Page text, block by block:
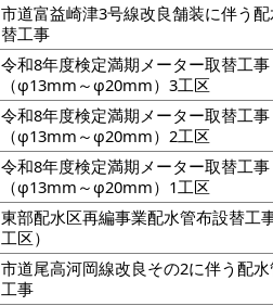
市道富益崎津3号線改良舗装に伴う
替工事
令和8年度検定満期メーター取替工事
（φ13mm～φ20mm）3工区
令和8年度検定満期メーター取替工事
（φ13mm～φ20mm）2工区
令和8年度検定満期メーター取替工事
（φ13mm～φ20mm）1工区
東部配水区再編事業配水管布設替工
工区）
市道尾高河岡線改良その2に伴う配
工事